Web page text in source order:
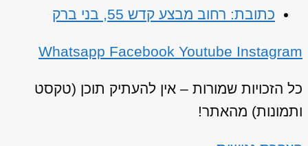
כתובת: רחוב מבצע קדש 55, בני ברק
Whatsapp Facebook Youtube Instagram
כל הזכויות שמורות – אין להעתיק תוכן (טקסט
ותמונות) מהאתר!